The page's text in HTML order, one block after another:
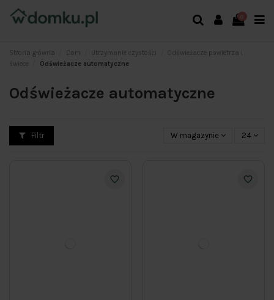
Strona główna Dom Utrzymanie czystości
Odświeżacze powietrza i
świece
Odświeżacze automatyczne
Odświeżacze automatyczne
Filtr W magazynie 24